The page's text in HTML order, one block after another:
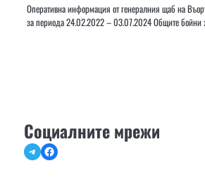
Оперативна информация от генералния щаб на
за периода 24.02.2022 – 03.07.2024 Общите бойни
Социалните мрежи
TelegramFacebook